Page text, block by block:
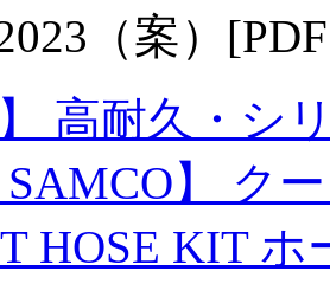
（案）
】 高耐久・シ
SAMCO】 ク
HOSE KIT